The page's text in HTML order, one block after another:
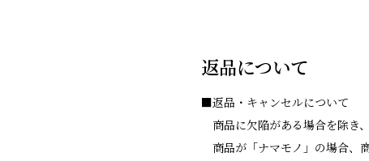
返品について
■返品・キャンセルについて
商品に欠陥がある場合を除き
商品が「ナマモノ」の場合、